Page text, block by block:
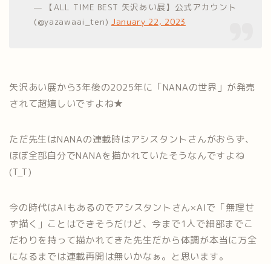
— 【ALL TIME BEST 矢沢あい展】公式アカウント
(@yazawaai_ten) January 22, 2023
矢沢あい展から3年後の2025年に「NANAの世界」が発売
されて超嬉しいですよね★
ただ先生はNANAの連載時はアシスタントさんがおらず、
ほぼ全部自分でNANAを描かれていたそうなんですよね
(T_T)
今の時代はAIもあるのでアシスタントさん×AIで「無理せ
ず描く」ことはできそうだけど、今まで1人で細部までこ
だわりを持って描かれてきた先生だから体調が本当に万全
になるまでは連載再開は無いかなぁ。と思います。